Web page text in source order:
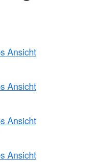
Ansicht
Ansicht
Ansicht
Ansicht